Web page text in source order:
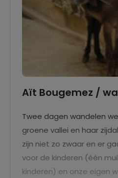
Aït Bougemez /
Twee dagen wandelen
groene vallei en haar
zijn niet zo zwaar en er
voor de kinderen (één
kinderen) en onze eigen